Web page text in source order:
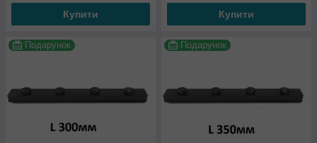
Купити Купити
Подарунок Подарунок